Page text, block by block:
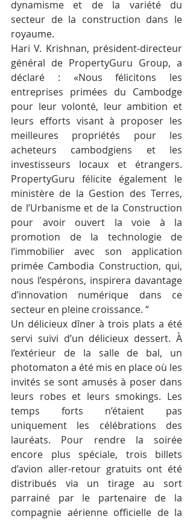
dynamisme et de la variété du
secteur de la construction dans le
royaume.
Hari V. Krishnan, président-directeur
général de PropertyGuru Group, a
déclaré : «Nous félicitons les
entreprises primées du Cambodge
pour leur volonté, leur ambition et
leurs efforts visant à proposer les
meilleures propriétés pour les
acheteurs cambodgiens et les
investisseurs locaux et étrangers.
PropertyGuru félicite également le
ministère de la Gestion des Terres,
de l’Urbanisme et de la Construction
pour avoir ouvert la voie à la
promotion de la technologie de
l’immobilier avec son application
primée Cambodia Construction, qui,
nous l’espérons, inspirera davantage
d’innovation numérique dans ce
secteur en pleine croissance. “
Un délicieux dîner à trois plats a été
servi suivi d’un délicieux dessert. À
l’extérieur de la salle de bal, un
photomaton a été mis en place où les
invités se sont amusés à poser dans
leurs robes et leurs smokings. Les
temps forts n’étaient pas
uniquement les célébrations des
lauréats. Pour rendre la soirée
encore plus spéciale, trois billets
d’avion aller-retour gratuits ont été
distribués via un tirage au sort
parrainé par le partenaire de la
compagnie aérienne officielle de la